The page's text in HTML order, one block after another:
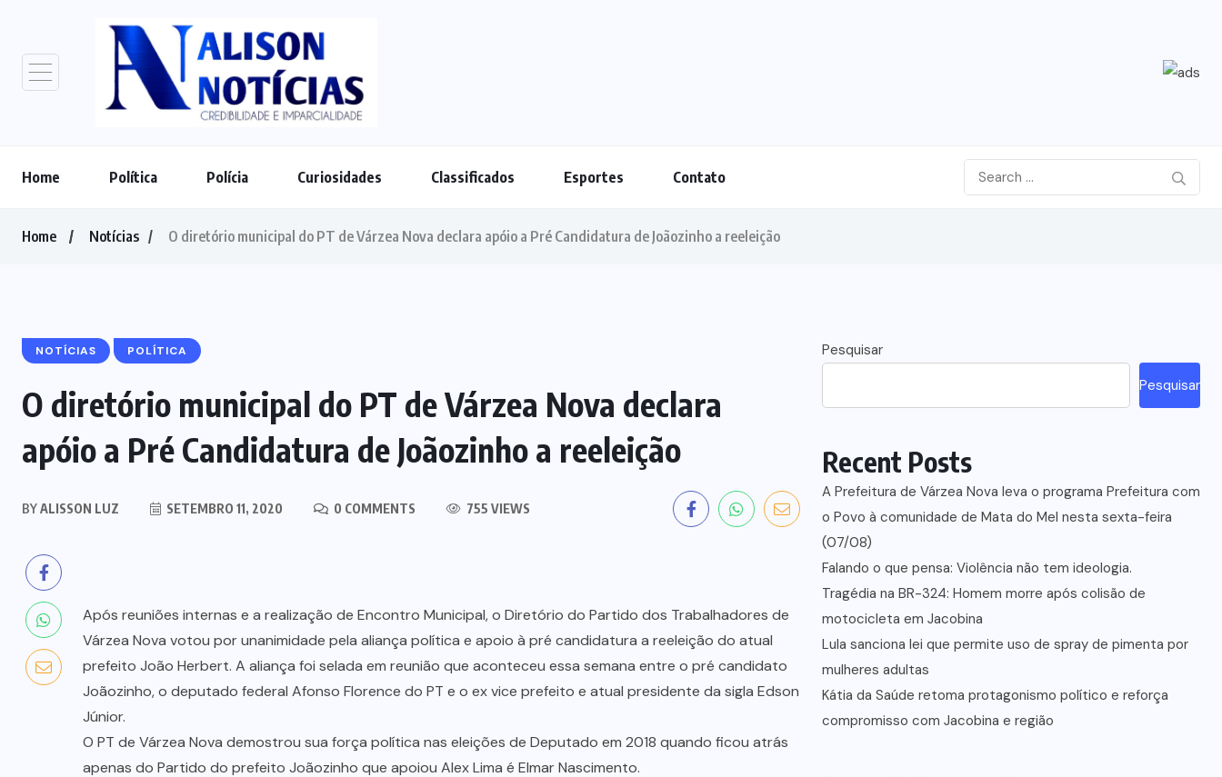
Home Política Polícia Curiosidades Classificados Esportes Contato
Home Notícias O diretório municipal do PT de Várzea Nova declara apóio a Pré Candidatura de Joãozinho a reeleição
NOTÍCIAS POLÍTICA
O diretório municipal do PT de Várzea Nova declara
apóio a Pré Candidatura de Joãozinho a reeleição
BYALISSON LUZ SETEMBRO 11, 2020 0 COMMENTS 755 VIEWS
Após reuniões internas e a realização de Encontro Municipal, o Diretório do Partido dos Trabalhadores de
Várzea Nova votou por unanimidade pela aliança política e apoio à pré candidatura a reeleição do atual
prefeito João Herbert. A aliança foi selada em reunião que aconteceu essa semana entre o pré candidato
Joãozinho, o deputado federal Afonso Florence do PT e o ex vice prefeito e atual presidente da sigla Edson
Júnior.
O PT de Várzea Nova demostrou sua força política nas eleições de Deputado em 2018 quando ficou atrás
apenas do Partido do prefeito Joãozinho que apoiou Alex Lima é Elmar Nascimento.
Pesquisar
Pesquisar
Recent Posts
A Prefeitura de Várzea Nova leva o programa Prefeitura com
o Povo à comunidade de Mata do Mel nesta sexta-feira
(07/08)
Falando o que pensa: Violência não tem ideologia.
Tragédia na BR-324: Homem morre após colisão de
motocicleta em Jacobina
Lula sanciona lei que permite uso de spray de pimenta por
mulheres adultas
Kátia da Saúde retoma protagonismo político e reforça
compromisso com Jacobina e região